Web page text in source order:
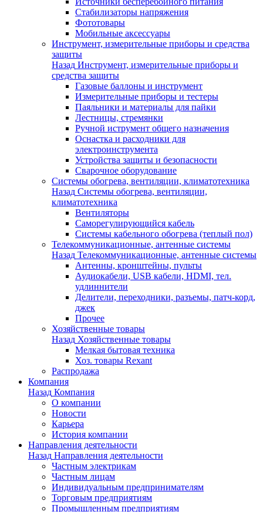
Стабилизаторы напряжения
Фототовары
Мобильные аксессуары
Инструмент, измерительные приборы и средства
защиты
Назад Инструмент, измерительные приборы и
средства защиты
Газовые баллоны и инструмент
Измерительные приборы и тестеры
Паяльники и материалы для пайки
Лестницы, стремянки
Ручной иструмент общего назначения
Оснастка и расходники для
электроинструмента
Устройства защиты и безопасности
Сварочное оборудование
Системы обогрева, вентиляции, климатотехника
Назад Системы обогрева, вентиляции,
климатотехника
Вентиляторы
Саморегулирующийся кабель
Системы кабельного обогрева (теплый пол)
Телекоммуникационные, антенные системы
Назад Телекоммуникационные, антенные системы
Антенны, кронштейны, пульты
Аудиокабели, USB кабели, HDMI, тел.
удлиннители
Делители, переходники, разъемы, патч-корд,
джек
Прочее
Хозяйственные товары
Назад Хозяйственные товары
Мелкая бытовая техника
Хоз. товары Rexant
Распродажа
Компания
Назад Компания
О компании
Новости
Карьера
История компании
Направления деятельности
Назад Направления деятельности
Частным электрикам
Частным лицам
Индивидуальным предпринимателям
Торговым предприятиям
Промышленным предприятиям